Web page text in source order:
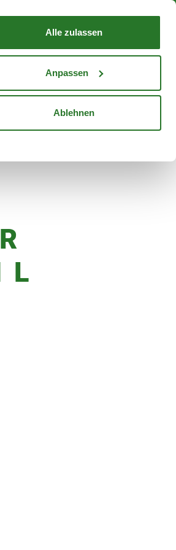
Alle zulassen
Anpassen
Ablehnen
Mein KontoStandorte
WARENKORB
L